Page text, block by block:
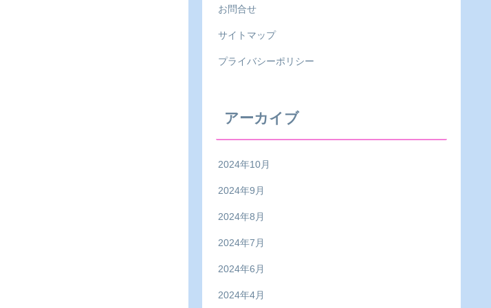
お問合せ
サイトマップ
プライバシーポリシー
アーカイブ
2024年10月
2024年9月
2024年8月
2024年7月
2024年6月
2024年4月